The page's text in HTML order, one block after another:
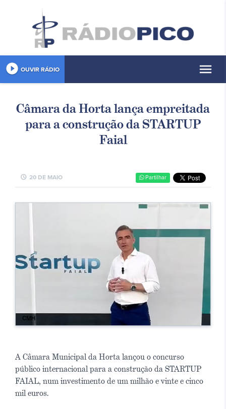
play_circle_filled OUVIR RÁDIO menu
Câmara da Horta lança empreitada
para a construção da STARTUP
Faial
schedule 20 DE MAIO Partilhar
A Câmara Municipal da Horta lançou o concurso
público internacional para a construção da STARTUP
FAIAL, num investimento de um milhão e vinte e cinco
mil euros.